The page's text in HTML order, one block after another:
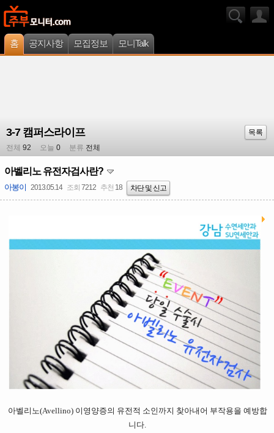
홈 공지사항 모집정보 모니Talk
3-7 캠퍼스라이프
목록
전체 92 오늘 0 분류 전체
아벨리노 유전자검사란?
아봉이 2013.05.14 조회 7212 추천 18 차단 및 신고
아벨리노(Avellino) 이영양증의 유전적 소인까지 찾아내어 부작용을 예방합
니다.